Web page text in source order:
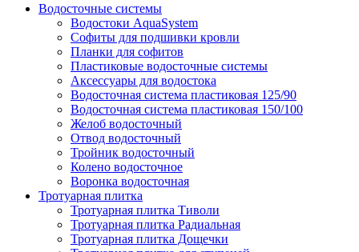
Водосточные системы
Водостоки AquaSystem
Софиты для подшивки кровли
Планки для софитов
Пластиковые водосточные системы
Аксессуары для водостока
Водосточная система пластиковая 125/90
Водосточная система пластиковая 150/100
Желоб водосточный
Отвод водосточный
Тройник водосточный
Колено водосточное
Воронка водосточная
Тротуарная плитка
Тротуарная плитка Тиволи
Тротуарная плитка Радиальная
Тротуарная плитка Дощечки